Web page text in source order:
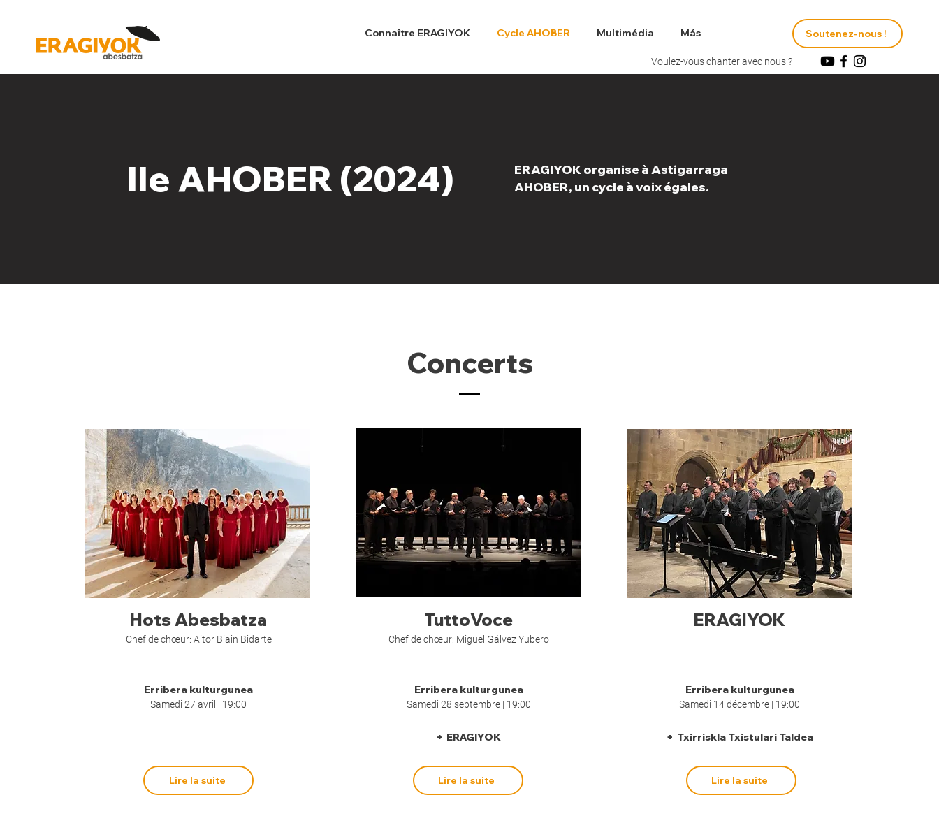
Connaître ERAGIYOK Cycle AHOBER Multimédia Más
Voulez-vous chanter avec nous ?
Soutenez-nous !
IIe AHOBER (2024)
ERAGIYOK organise à Astigarraga
AHOBER, un cycle à voix égales.
Concerts
Hots Abesbatza
Chef de chœur: Aitor Biain Bidarte
Erribera kulturgunea
Samedi 27 avril | 19:00
Lire la suite
TuttoVoce
Chef de chœur: Miguel Gálvez Yubero
Erribera kulturgunea
Samedi 28 septembre | 19:00
+ ERAGIYOK
Lire la suite
ERAGIYOK
Erribera kulturgunea
Samedi 14 décembre | 19:00
+ Txirriskla Txistulari Taldea
Lire la suite